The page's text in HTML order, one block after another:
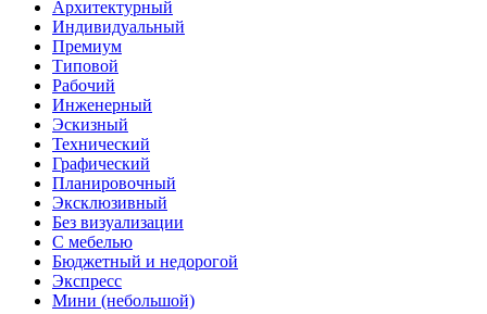
Архитектурный
Индивидуальный
Премиум
Типовой
Рабочий
Инженерный
Эскизный
Технический
Графический
Планировочный
Эксклюзивный
Без визуализации
С мебелью
Бюджетный и недорогой
Экспресс
Мини (небольшой)